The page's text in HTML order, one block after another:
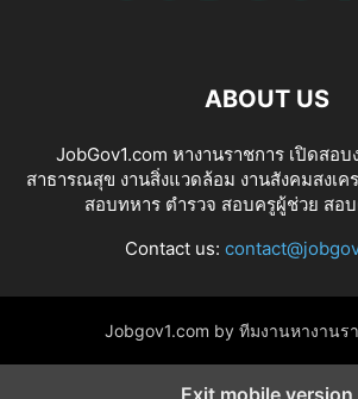
ABOUT US
JobGov1.com หางานราชการ เปิดสอบ
สาธารณสุข งานสิ่งแวดล้อม งานสังคมสงเค
สอบทหาร ตำรวจ สอบครูผู้ช่วย สอ
Contact us:
Jobgov1.com by ทีมงานหางานร
Exit mobile version